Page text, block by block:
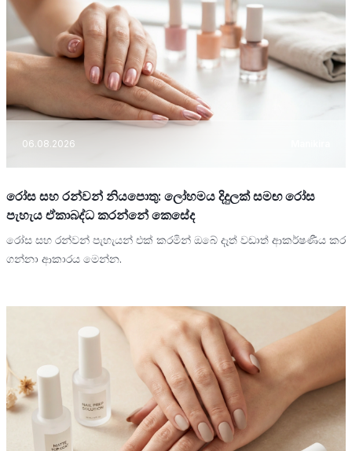
06.08.2026
රෝස සහ රන්වන් නියපොතු: ලෝහමය දිදුලක් සමඟ රෝස
පැහැය ඒකාබද්ධ කරන්නේ කෙසේද
රෝස සහ රන්වන් පැහැයන් එක් කරමින් ඔබේ දෑත් වඩාත් ආකර්ෂණීය කර
ගන්නා ආකාරය මෙන්න.